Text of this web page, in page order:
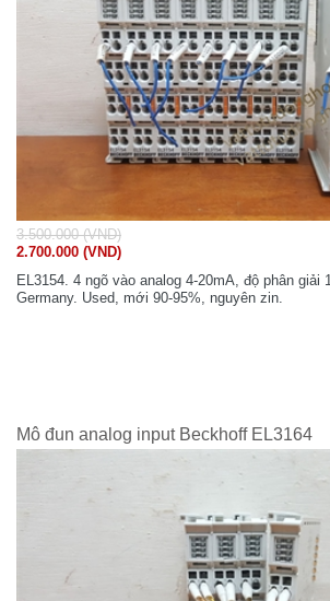
3.500.000 (VND)
2.700.000 (VND)
EL3154. 4 ngõ vào analog 4-20mA, độ phân giải
Germany. Used, mới 90-95%, nguyên zin.
Mô đun analog input Beckhoff EL3164